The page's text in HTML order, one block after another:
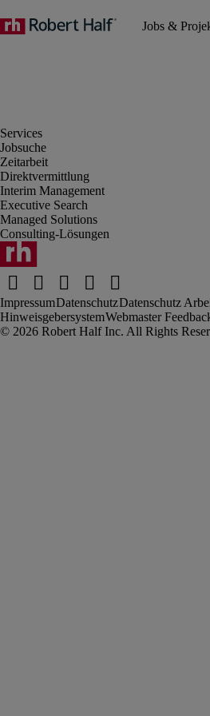
Jobsuche
Zeitarbeit
Direktvermittlung
Interim Management
Executive Search
Managed Solutions
Consulting-Lösungen
ImpressumDatenschutzDatenschutz
HinweisgebersystemWebmaster